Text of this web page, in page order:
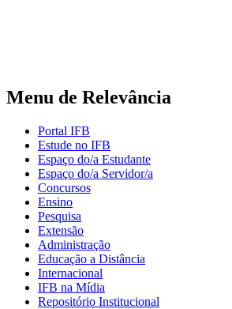
Menu de Relevância
Portal IFB
Estude no IFB
Espaço do/a Estudante
Espaço do/a Servidor/a
Concursos
Ensino
Pesquisa
Extensão
Administração
Educação a Distância
Internacional
IFB na Mídia
Repositório Institucional